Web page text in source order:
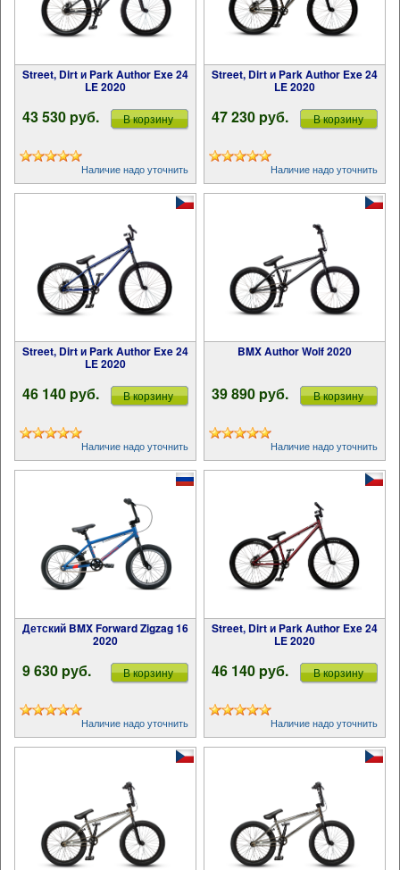
Street, Dirt и Park Author Exe 24
LE 2020
43 530 pуб. В корзину
Наличие надо уточнить
Street, Dirt и Park Author Exe 24
LE 2020
47 230 pуб. В корзину
Наличие надо уточнить
Street, Dirt и Park Author Exe 24
LE 2020
46 140 pуб. В корзину
Наличие надо уточнить
BMX Author Wolf 2020
39 890 pуб. В корзину
Наличие надо уточнить
Детский BMX Forward Zigzag 16
2020
9 630 pуб. В корзину
Наличие надо уточнить
Street, Dirt и Park Author Exe 24
LE 2020
46 140 pуб. В корзину
Наличие надо уточнить